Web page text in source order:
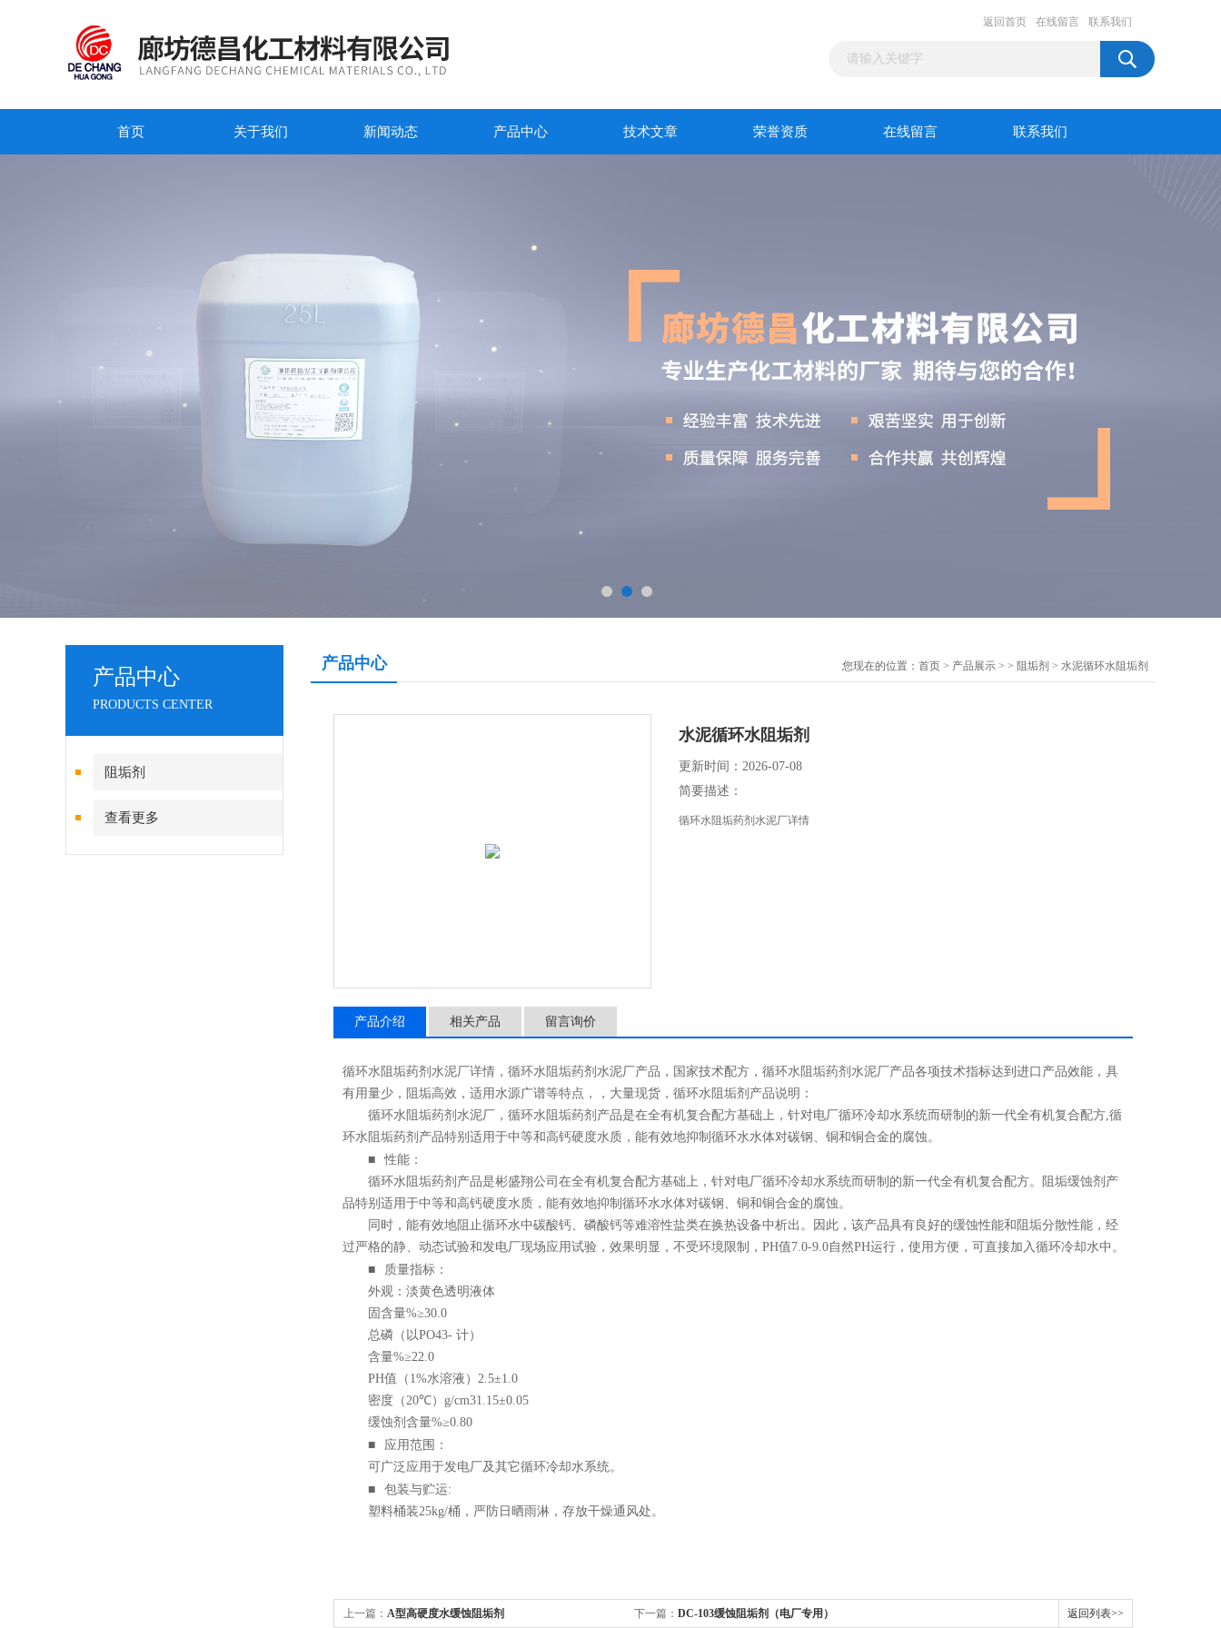
返回首页 在线留言 联系我们
首页 关于我们 新闻动态 产品中心 技术文章 荣誉资质 在线留言 联系我们
产品中心
PRODUCTS CENTER
阻垢剂
查看更多
产品中心 您现在的位置： 首页 > 产品展示 > > 阻垢剂 > 水泥循环水阻垢剂
水泥循环水阻垢剂
更新时间：2026-07-08
简要描述：
循环水阻垢药剂水泥厂详情
产品介绍 相关产品 留言询价
循环水阻垢药剂水泥厂详情，循环水阻垢药剂水泥厂产品，国家技术配方，循环水阻垢药剂水泥厂产品各项技术指标达到进口产品效能，具
有用量少，阻垢高效，适用水源广谱等特点，，大量现货， 循环水阻垢剂 产品说明：
循环水阻垢药剂水泥厂，循环水阻垢药剂 产品是在全有机复合配方基础上，针对电厂循环冷却水系统而研制的新一代全有机复合配方,循
环水阻垢药剂 产品特别适用于中等和高钙硬度水质，能有效地抑制循环水水体对碳钢、铜和铜合金的腐蚀。
■
性能：
循环水阻垢药剂 产品是彬盛翔公司在全有机复合配方基础上，针对电厂循环冷却水系统而研制的新一代全有机复合配方。阻垢缓蚀剂 产
品特别适用于中等和高钙硬度水质，能有效地抑制循环水水体对碳钢、铜和铜合金的腐蚀。
同时，能有效地阻止循环水中碳酸钙、磷酸钙等难溶性盐类在换热设备中析出。因此，该产品具有良好的缓蚀性能和阻垢分散性能，经
过严格的静、动态试验和发电厂现场应用试验，效果明显，不受环境限制， PH值7.0-9.0自然PH运行，使用方便，可直接加入循环冷却水中。
■
质量指标：
外观：淡黄色透明液体
固含量%≥30.0
总磷（以PO43- 计）
含量%≥22.0
PH值（ 1%水溶液） 2.5±1.0
密度（20℃） g/cm31.15±0.05
缓蚀剂含量%≥0.80
■
应用范围：
可广泛应用于发电厂及其它循环冷却水系统。
■
包装与贮运:
塑料桶装25kg/桶，严防日晒雨淋，存放干燥通风处。
上一篇： A型高硬度水缓蚀阻垢剂 下一篇： DC-103缓蚀阻垢剂（电厂专用） 返回列表>>